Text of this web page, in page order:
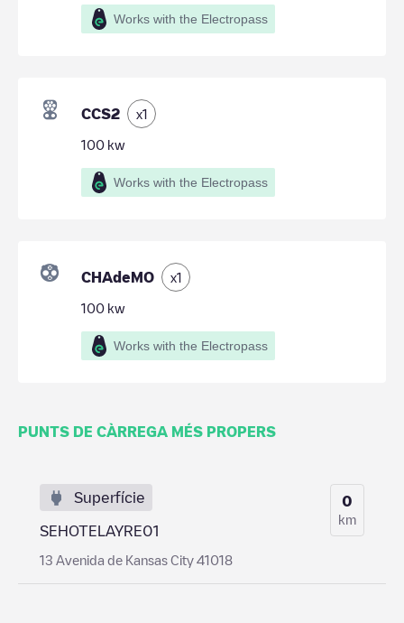
Works with the Electropass
CCS2 x1
100 kw
Works with the Electropass
CHAdeMO x1
100 kw
Works with the Electropass
PUNTS DE CÀRREGA MÉS PROPERS
Superfície
SEHOTELAYRE01
13 Avenida de Kansas City 41018
0
km